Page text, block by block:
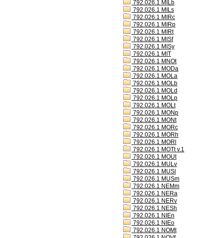
792.026.1 MILb
792.026.1 MILs
792.026.1 MIRc
792.026.1 MIRp
792.026.1 MIRt
792.026.1 MISf
792.026.1 MISy
792.026.1 MIT
792.026.1 MNOt
792.026.1 MODa
792.026.1 MOLa
792.026.1 MOLb
792.026.1 MOLd
792.026.1 MOLp
792.026.1 MOLt
792.026.1 MONp
792.026.1 MONt
792.026.1 MORc
792.026.1 MORh
792.026.1 MORl
792.026.1 MOTt v.1
792.026.1 MOUt
792.026.1 MULv
792.026.1 MUSl
792.026.1 MUSm
792.026.1 NEMm
792.026.1 NERa
792.026.1 NERv
792.026.1 NESh
792.026.1 NIEn
792.026.1 NIEo
792.026.1 NOMt